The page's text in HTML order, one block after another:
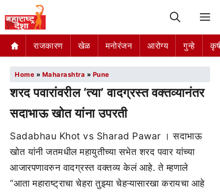
राजकारण खेळ मनोरंजन आरोग्य गुन्हे
Home » Maharashtra » Pune
शरद पवारांवरील ‘त्या’ वादग्रस्त वक्तव्यानंतर
सदाभाऊ खोत यांना उपरती
Sadabhau Khot vs Sharad Pawar । सदाभाऊ
खोत यांनी जतमधील महायुतीच्या सभेत शरद पवार यांच्या
आजारपणावरुन वादग्रस्त वक्तव्य केलं आहे. ते म्हणाले
“आता महाराष्ट्राचा चेहरा तुझ्या चेहऱ्यासारखा करायचा आहे